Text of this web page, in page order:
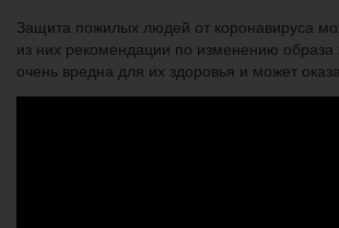
Защита пожилых людей от коронавируса
из них рекомендации по изменению
очень вредна для их здоровья и может